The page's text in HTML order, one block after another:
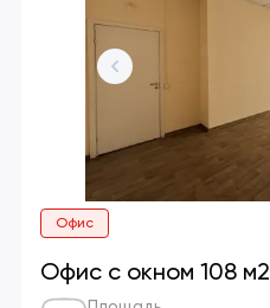
Офис
Офис с окном 108 м2